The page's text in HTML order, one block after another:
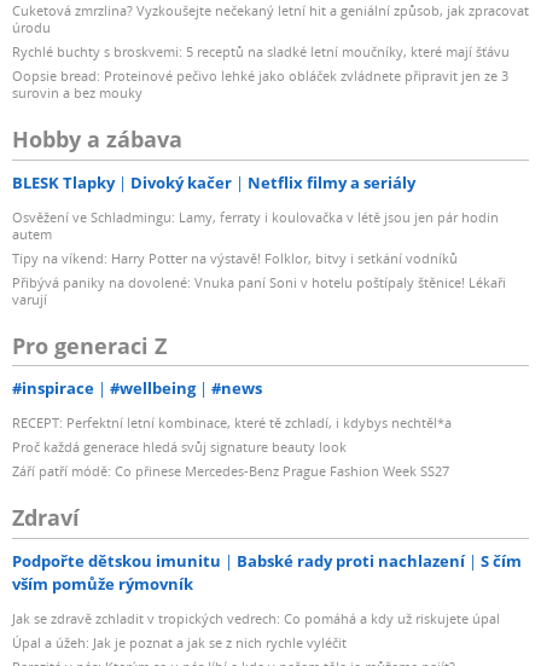
Cuketová zmrzlina? Vyzkoušejte nečekaný letní hit a geniální způsob, jak zpracovat
úrodu
Rychlé buchty s broskvemi: 5 receptů na sladké letní moučníky, které mají šťávu
Oopsie bread: Proteinové pečivo lehké jako obláček zvládnete připravit jen ze 3
surovin a bez mouky
Hobby a zábava
BLESK Tlapky Divoký kačer Netflix filmy a seriály
Osvěžení ve Schladmingu: Lamy, ferraty i koulovačka v létě jsou jen pár hodin
autem
Tipy na víkend: Harry Potter na výstavě! Folklor, bitvy i setkání vodníků
Přibývá paniky na dovolené: Vnuka paní Soni v hotelu poštípaly štěnice! Lékaři
varují
Pro generaci Z
#inspirace #wellbeing #news
RECEPT: Perfektní letní kombinace, které tě zchladí, i kdybys nechtěl*a
Proč každá generace hledá svůj signature beauty look
Září patří módě: Co přinese Mercedes-Benz Prague Fashion Week SS27
Zdraví
Podpořte dětskou imunitu Babské rady proti nachlazení
S čím
vším pomůže rýmovník
Jak se zdravě zchladit v tropických vedrech: Co pomáhá a kdy už riskujete úpal
Úpal a úžeh: Jak je poznat a jak se z nich rychle vyléčit